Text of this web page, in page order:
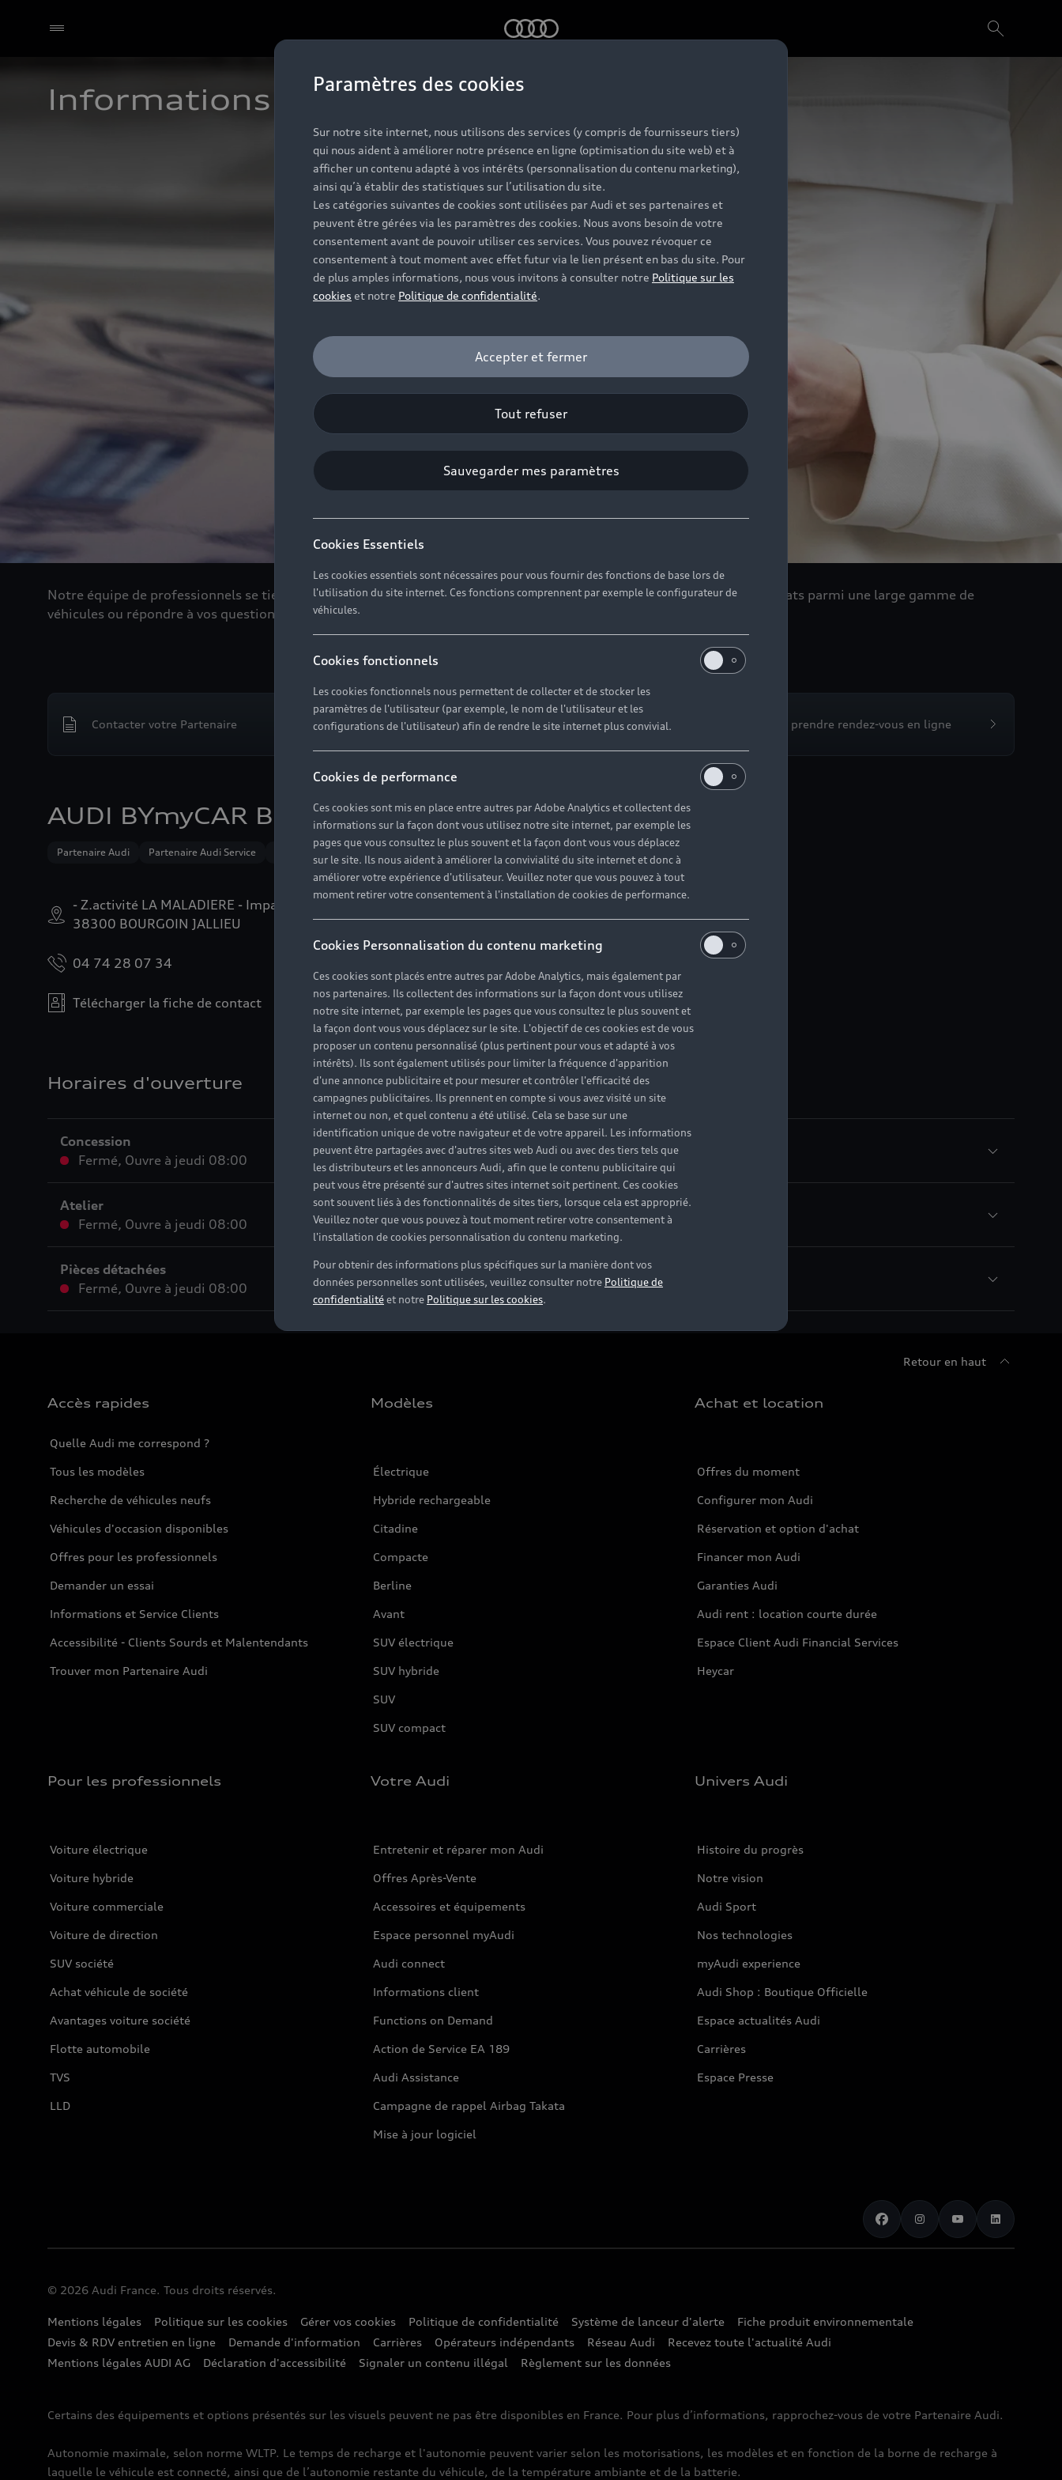
Paramètres des cookies
Sur notre site internet, nous utilisons des services (y compris de fournisseurs tiers)
qui nous aident à améliorer notre présence en ligne (optimisation du site web) et à
afficher un contenu adapté à vos intérêts (personnalisation du contenu marketing),
ainsi qu’à établir des statistiques sur l’utilisation du site.
Les catégories suivantes de cookies sont utilisées par Audi et ses partenaires et
peuvent être gérées via les paramètres des cookies. Nous avons besoin de votre
consentement avant de pouvoir utiliser ces services. Vous pouvez révoquer ce
consentement à tout moment avec effet futur via le lien présent en bas du site. Pour
de plus amples informations, nous vous invitons à consulter notre Politique sur les
cookies et notre Politique de confidentialité.
Accepter et fermer
Tout refuser
Sauvegarder mes paramètres
Cookies Essentiels
Les cookies essentiels sont nécessaires pour vous fournir des fonctions de base lors de
l'utilisation du site internet. Ces fonctions comprennent par exemple le configurateur de
véhicules.
Cookies fonctionnels
Les cookies fonctionnels nous permettent de collecter et de stocker les
paramètres de l'utilisateur (par exemple, le nom de l'utilisateur et les
configurations de l'utilisateur) afin de rendre le site internet plus convivial.
Cookies de performance
Ces cookies sont mis en place entre autres par Adobe Analytics et collectent des
informations sur la façon dont vous utilisez notre site internet, par exemple les
pages que vous consultez le plus souvent et la façon dont vous vous déplacez
sur le site. Ils nous aident à améliorer la convivialité du site internet et donc à
améliorer votre expérience d'utilisateur. Veuillez noter que vous pouvez à tout
moment retirer votre consentement à l'installation de cookies de performance.
Cookies Personnalisation du contenu marketing
Ces cookies sont placés entre autres par Adobe Analytics, mais également par
nos partenaires. Ils collectent des informations sur la façon dont vous utilisez
notre site internet, par exemple les pages que vous consultez le plus souvent et
la façon dont vous vous déplacez sur le site. L'objectif de ces cookies est de vous
proposer un contenu personnalisé (plus pertinent pour vous et adapté à vos
intérêts). Ils sont également utilisés pour limiter la fréquence d'apparition
d'une annonce publicitaire et pour mesurer et contrôler l'efficacité des
campagnes publicitaires. Ils prennent en compte si vous avez visité un site
internet ou non, et quel contenu a été utilisé. Cela se base sur une
identification unique de votre navigateur et de votre appareil. Les informations
peuvent être partagées avec d'autres sites web Audi ou avec des tiers tels que
les distributeurs et les annonceurs Audi, afin que le contenu publicitaire qui
peut vous être présenté sur d'autres sites internet soit pertinent. Ces cookies
sont souvent liés à des fonctionnalités de sites tiers, lorsque cela est approprié.
Veuillez noter que vous pouvez à tout moment retirer votre consentement à
l'installation de cookies personnalisation du contenu marketing.
Pour obtenir des informations plus spécifiques sur la manière dont vos
données personnelles sont utilisées, veuillez consulter notre Politique de
confidentialitéet notre Politique sur les cookies.
Informations et contact
Notre équipe de professionnels se tient de nouveau à votre disposition pour vous informer, vous conseiller dans vos achats parmi une large gamme de
véhicules ou répondre à vos questions
Contacter votre Partenaire Réserver un essai Devis et prendre rendez-vous en ligne
AUDI BYmyCAR Bourgoin Jallieu
Partenaire Audi Partenaire Audi Service Audi Occasion :plus
- Z.activité LA MALADIERE - Impasse Léon Serpollet
38300 BOURGOIN JALLIEU
04 74 28 07 34
Télécharger la fiche de contact
Horaires d'ouverture
Concession
Fermé, Ouvre à jeudi 08:00
Atelier
Fermé, Ouvre à jeudi 08:00
Pièces détachées
Fermé, Ouvre à jeudi 08:00
Retour en haut
Accès rapides
Quelle Audi me correspond ?
Tous les modèles
Recherche de véhicules neufs
Véhicules d'occasion disponibles
Offres pour les professionnels
Demander un essai
Informations et Service Clients
Accessibilité - Clients Sourds et Malentendants
Trouver mon Partenaire Audi
Modèles
Électrique
Hybride rechargeable
Citadine
Compacte
Berline
Avant
SUV électrique
SUV hybride
SUV
SUV compact
Achat et location
Offres du moment
Configurer mon Audi
Réservation et option d'achat
Financer mon Audi
Garanties Audi
Audi rent : location courte durée
Espace Client Audi Financial Services
Heycar
Pour les professionnels
Voiture électrique
Voiture hybride
Voiture commerciale
Voiture de direction
SUV société
Achat véhicule de société
Avantages voiture société
Flotte automobile
TVS
LLD
Votre Audi
Entretenir et réparer mon Audi
Offres Après-Vente
Accessoires et équipements
Espace personnel myAudi
Audi connect
Informations client
Functions on Demand
Action de Service EA 189
Audi Assistance
Campagne de rappel Airbag Takata
Mise à jour logiciel
Univers Audi
Histoire du progrès
Notre vision
Audi Sport
Nos technologies
myAudi experience
Audi Shop : Boutique Officielle
Espace actualités Audi
Carrières
Espace Presse
© 2026 Audi France. Tous droits réservés.
Mentions légales Politique sur les cookies Gérer vos cookies Politique de confidentialité Système de lanceur d'alerte
Fiche produit environnementale
Devis & RDV entretien en ligne
Demande d'information Carrières Opérateurs indépendants Réseau Audi
Recevez toute l'actualité Audi
Mentions légales AUDI AG
Déclaration d'accessibilité Signaler un contenu illégal Règlement sur les données
Certains des équipements et options présentés sur les visuels peuvent ne pas être disponibles en France. Pour plus d’informations, rapprochez-vous de votre Partenaire Audi.
Autonomie maximale, selon norme WLTP. Le temps de recharge et l'autonomie peuvent varier selon les motorisations, les modèles et en fonction de la borne de recharge à
laquelle le véhicule est connecté, ainsi que de l’autonomie restante du véhicule, de la température ambiante et de la batterie.